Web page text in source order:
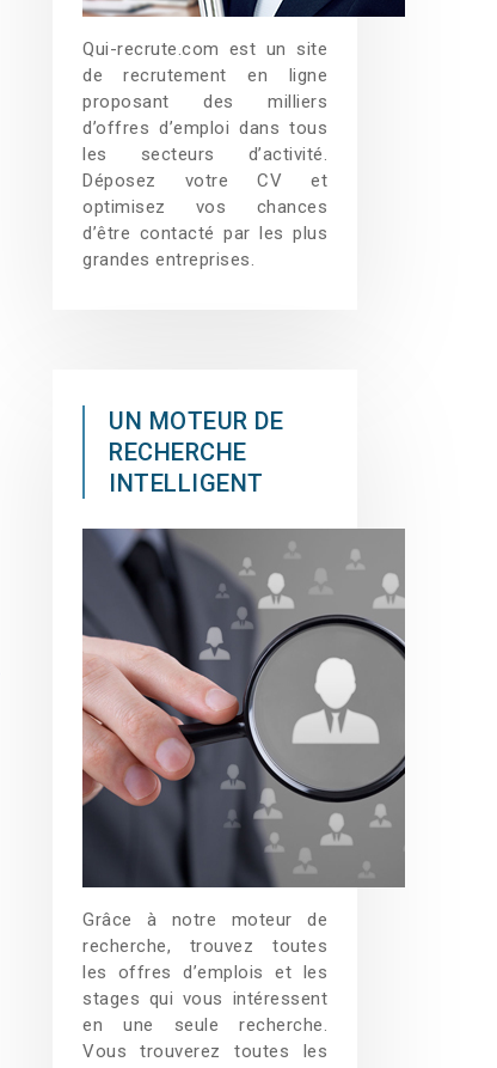
Qui-recrute.com est un site
de recrutement en ligne
proposant des milliers
d’offres d’emploi dans tous
les secteurs d’activité.
Déposez votre CV et
optimisez vos chances
d’être contacté par les plus
grandes entreprises.
UN MOTEUR DE
RECHERCHE
INTELLIGENT
Grâce à notre moteur de
recherche, trouvez toutes
les offres d’emplois et les
stages qui vous intéressent
en une seule recherche.
Vous trouverez toutes les